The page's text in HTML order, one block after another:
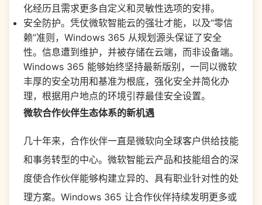
化经历且需求更多自定义和灵敏性选项的安排。
安全防护。凭仗微软智能云的强壮才能，以及“零信
赖”准则，Windows 365 从规划源头保证了安全
性。信息遭到维护，并被存储在云端，而非设备端。
Windows 365 能够始终坚持最新版别，一同以微软
丰厚的安全功用和基准为根底，强化安全并简化办
理，根据用户地点的环境引荐最佳安全设置。
微软合作伙伴生态体系的新机遇
几十年来，合作伙伴一直是微软向全球客户供给技能
和事务转型的中心。微软智能云产品和技能组合的深
度使合作伙伴能够构建立异的、具有职业针对性的处
理方案。Windows 365 让合作伙伴持续发明更多或